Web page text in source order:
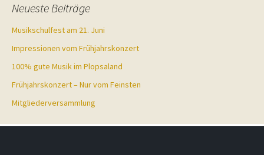
Neueste Beiträge
Musikschulfest am 21. Juni
Impressionen vom Frühjahrskonzert
100% gute Musik im Plopsaland
Frühjahrskonzert – Nur vom Feinsten
Mitgliederversammlung